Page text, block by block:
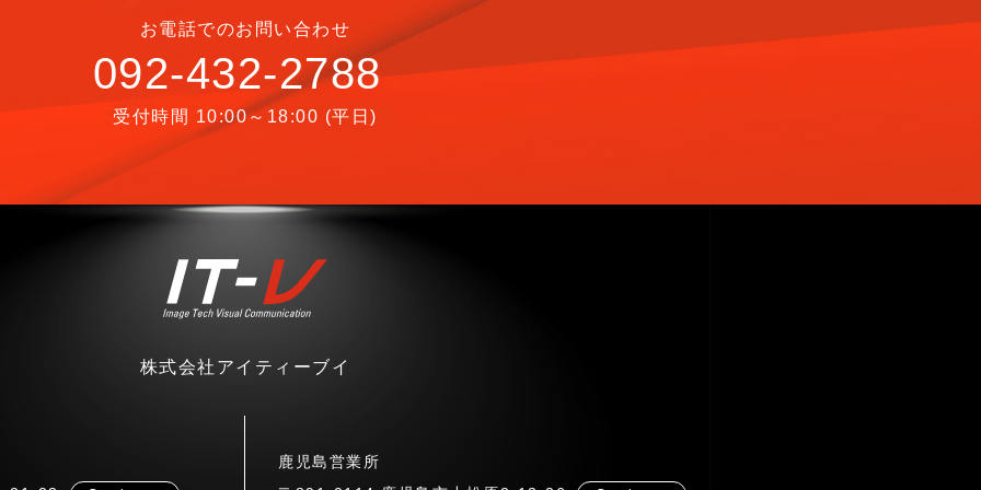
お電話でのお問い合わせ
092-432-2788
受付時間 10:00～18:00 (平日)
株式会社アイティーブイ
鹿児島営業所